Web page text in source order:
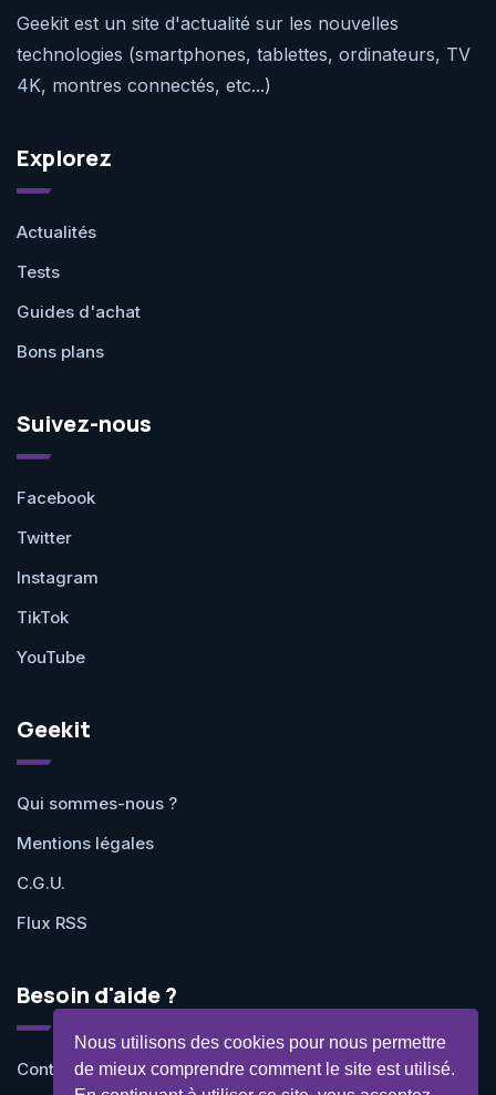
Nous utilisons des cookies pour nous permettre
de mieux comprendre comment le site est utilisé.
Geekit est un site d'actualité sur les nouvelles
technologies (smartphones, tablettes, ordinateurs, TV
4K, montres connectés, etc...)
Explorez
Actualités
Tests
Guides d'achat
Bons plans
Suivez-nous
Facebook
Twitter
Instagram
TikTok
YouTube
Geekit
Qui sommes-nous ?
Mentions légales
C.G.U.
Flux RSS
Besoin d'aide ?
Contactez-nous